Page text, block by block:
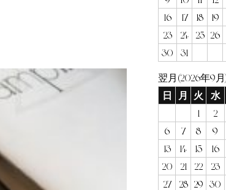
16
17 18 19
23
24 25 26
30
31
翌月(2026年9月
日
月 火 水
1
2
6
7 8 9
13
14 15 16
20
21 22 23
27
28 29 30